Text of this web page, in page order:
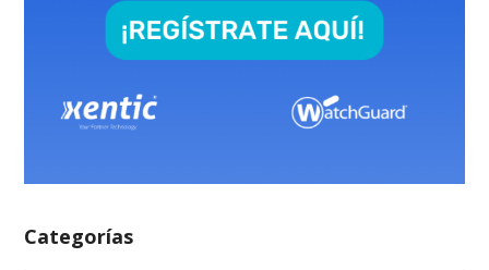
Categorías